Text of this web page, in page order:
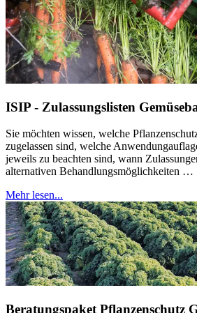
ISIP - Zulassungslisten
Sie möchten wissen, welche
zugelassen sind, welche
jeweils zu beachten sind, wann
alternativen Behandlungsmöglichkeiten …
Mehr lesen...
Beratungspaket Pflanzenschutz